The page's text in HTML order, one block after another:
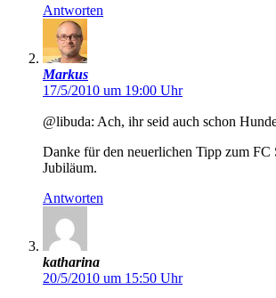
Antworten
Markus
17/5/2010 um 19:00 Uhr
@libuda: Ach, ihr seid auch schon
Danke für den neuerlichen Tipp zum FC
Jubiläum.
Antworten
katharina
20/5/2010 um 15:50 Uhr